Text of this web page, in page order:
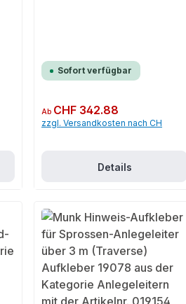
Sofort verfügbar
Regulärer Preis:
Ab CHF 342.88
zzgl. Versandkosten nach CH
Details